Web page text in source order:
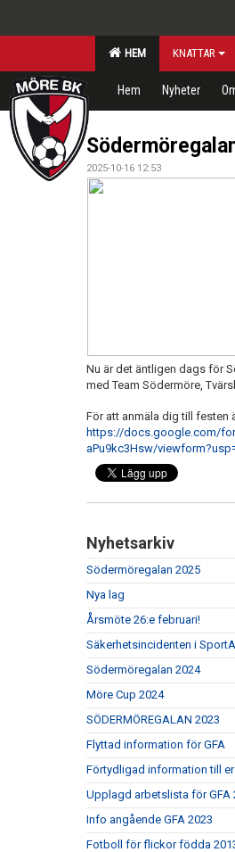
HEM KNATTAR
Hem Nyheter
2025-10-16 12:53
Nu är det äntligen dags för
med Team Södermöre,
För att anmäla dig till festen
https://docs.google.com/
aPu9kc3Hsw/
Nyhetsarkiv
Södermöregalan 2025
Nya lag
Årsmöte 26:e februari!
Säkerhetsincidenten i
Södermöregalan 2024
Möre Cup 2024
SÖDERMÖREGALAN 2023
Flyttad information för GFA
Förtydligad information till
Upplagd arbetslista för GFA
Info angående GFA 2023
Fotboll för flickor födda